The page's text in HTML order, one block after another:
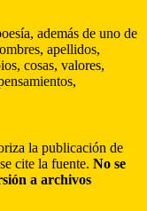
además de uno de
apellidos,
cosas, valores,
la publicación de
cite la fuente. No se
a archivos